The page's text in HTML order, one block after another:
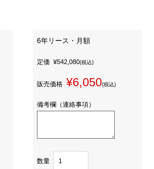
6年リース・月額
定価 ¥542,080(税込)
販売価格 ¥6,050(税込)
備考欄（連絡事項）
数量